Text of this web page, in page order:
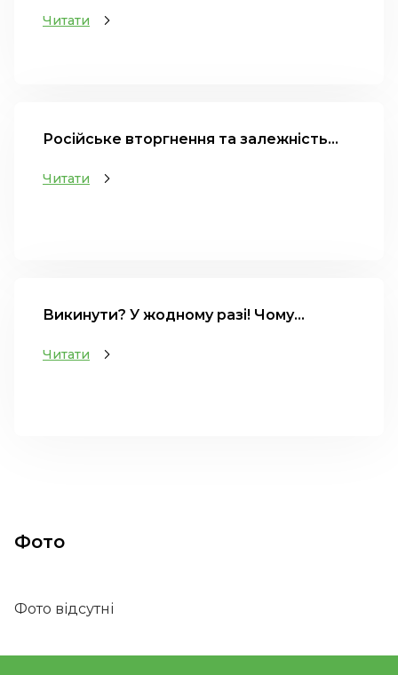
Читати
Російське вторгнення та залежність...
Читати
Викинути? У жодному разі! Чому...
Читати
Фото
Фото відсутні